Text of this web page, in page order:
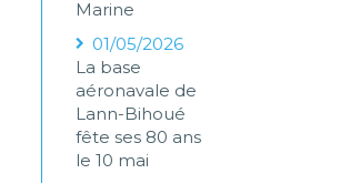
Marine
01/05/2026
La base
aéronavale de
Lann-Bihoué
fête ses 80 ans
le 10 mai